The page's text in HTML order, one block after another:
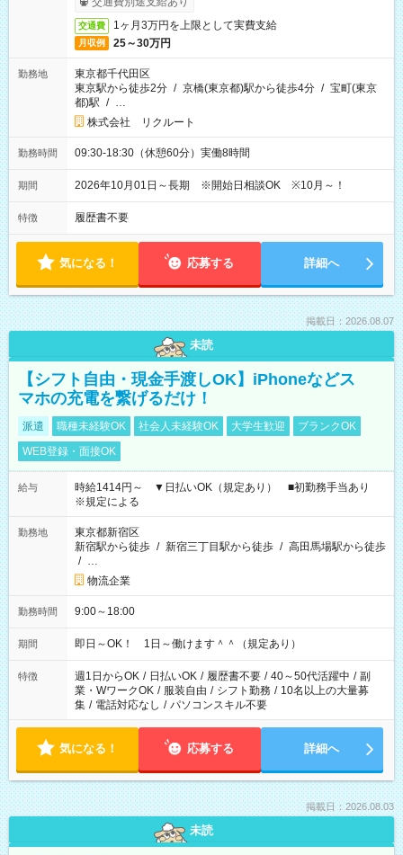
交通費 1ヶ月3万円を上限として実費支給
月収例 25～30万円
勤務地
東京都千代田区
東京駅から徒歩2分 / 京橋(東京都)駅から徒歩4分 / 宝町(東京
都)駅 / …
株式会社 リクルート
勤務時間 09:30-18:30（休憩60分）実働8時間
期間 2026年10月01日～長期 ※開始日相談OK ※10月～！
特徴 履歴書不要
気になる！ 応募する 詳細へ
掲載日：2026.08.07
未読
【シフト自由・現金手渡しOK】iPhoneなどス
マホの充電を繋げるだけ！
派遣 職種未経験OK 社会人未経験OK 大学生歓迎
ブランクOK
WEB登録・面接OK
給与
時給1414円～ ▼日払いOK（規定あり） ■初勤務手当あり
※規定による
勤務地
東京都新宿区
新宿駅から徒歩 / 新宿三丁目駅から徒歩 / 高田馬場駅から徒歩
/ …
物流企業
勤務時間 9:00～18:00
期間 即日～OK！ 1日～働けます＾＾（規定あり）
特徴 週1日からOK / 日払いOK / 履歴書不要 / 40～50代活躍中 / 副
業・WワークOK / 服装自由 / シフト勤務 / 10名以上の大量募
集 / 電話対応なし / パソコンスキル不要
気になる！ 応募する 詳細へ
掲載日：2026.08.03
未読